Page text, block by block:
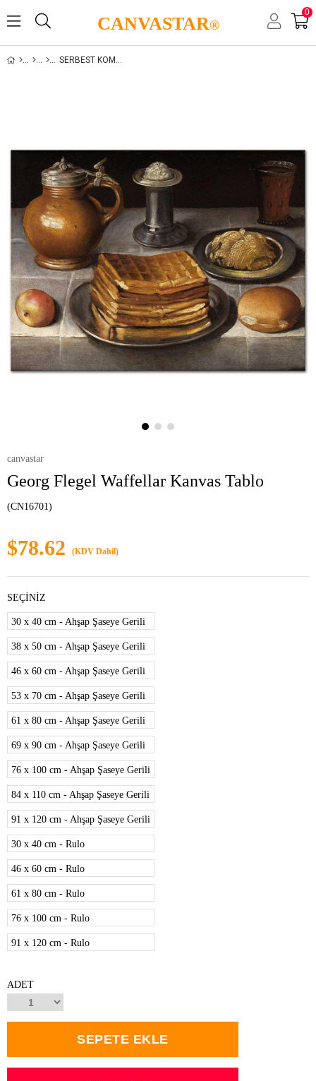
CANVASTAR®
0
SERBEST KOMPOZISYONLAR
canvastar
Georg Flegel Waffellar Kanvas Tablo
(CN16701)
$78.62 (KDV Dahil)
SEÇİNİZ
30 x 40 cm - Ahşap Şaseye Gerili
38 x 50 cm - Ahşap Şaseye Gerili
46 x 60 cm - Ahşap Şaseye Gerili
53 x 70 cm - Ahşap Şaseye Gerili
61 x 80 cm - Ahşap Şaseye Gerili
69 x 90 cm - Ahşap Şaseye Gerili
76 x 100 cm - Ahşap Şaseye Gerili
84 x 110 cm - Ahşap Şaseye Gerili
91 x 120 cm - Ahşap Şaseye Gerili
30 x 40 cm - Rulo
46 x 60 cm - Rulo
61 x 80 cm - Rulo
76 x 100 cm - Rulo
91 x 120 cm - Rulo
ADET